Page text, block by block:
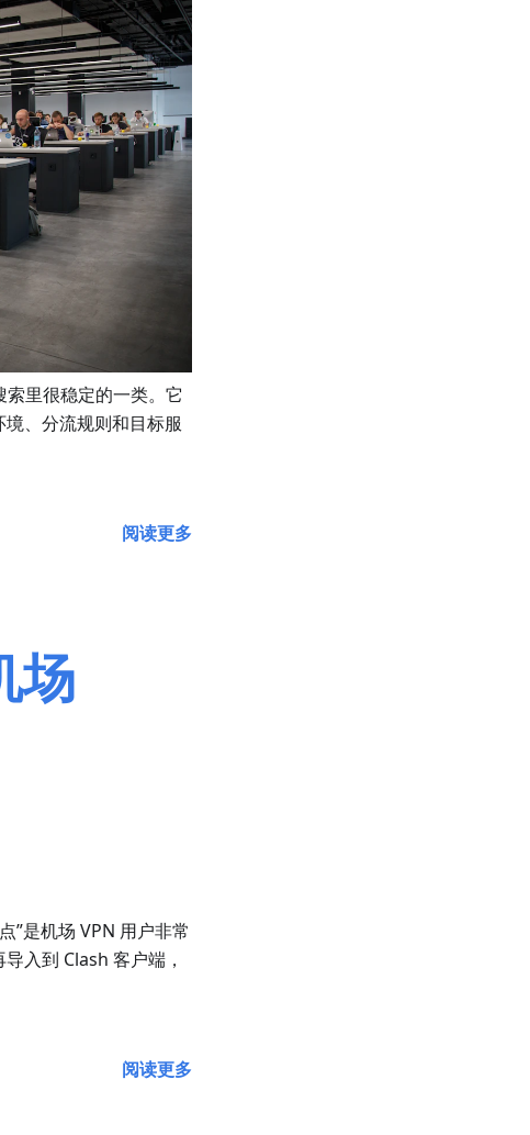
索里很稳定的一类。它
、分流规则和目标服
阅读更多
场
”是机场 VPN 用户非常
入到 Clash 客户端，
阅读更多